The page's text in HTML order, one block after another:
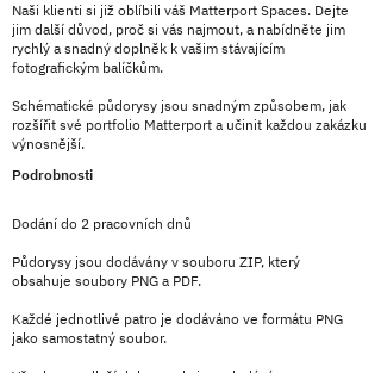
Naši klienti si již oblíbili váš Matterport Spaces. Dejte
jim další důvod, proč si vás najmout, a nabídněte jim
rychlý a snadný doplněk k vašim stávajícím
fotografickým balíčkům.
Schématické půdorysy jsou snadným způsobem, jak
rozšířit své portfolio Matterport a učinit každou zakázku
výnosnější.
Podrobnosti
Dodání do 2 pracovních dnů
Půdorysy jsou dodávány v souboru ZIP, který
obsahuje soubory PNG a PDF.
Každé jednotlivé patro je dodáváno ve formátu PNG
jako samostatný soubor.